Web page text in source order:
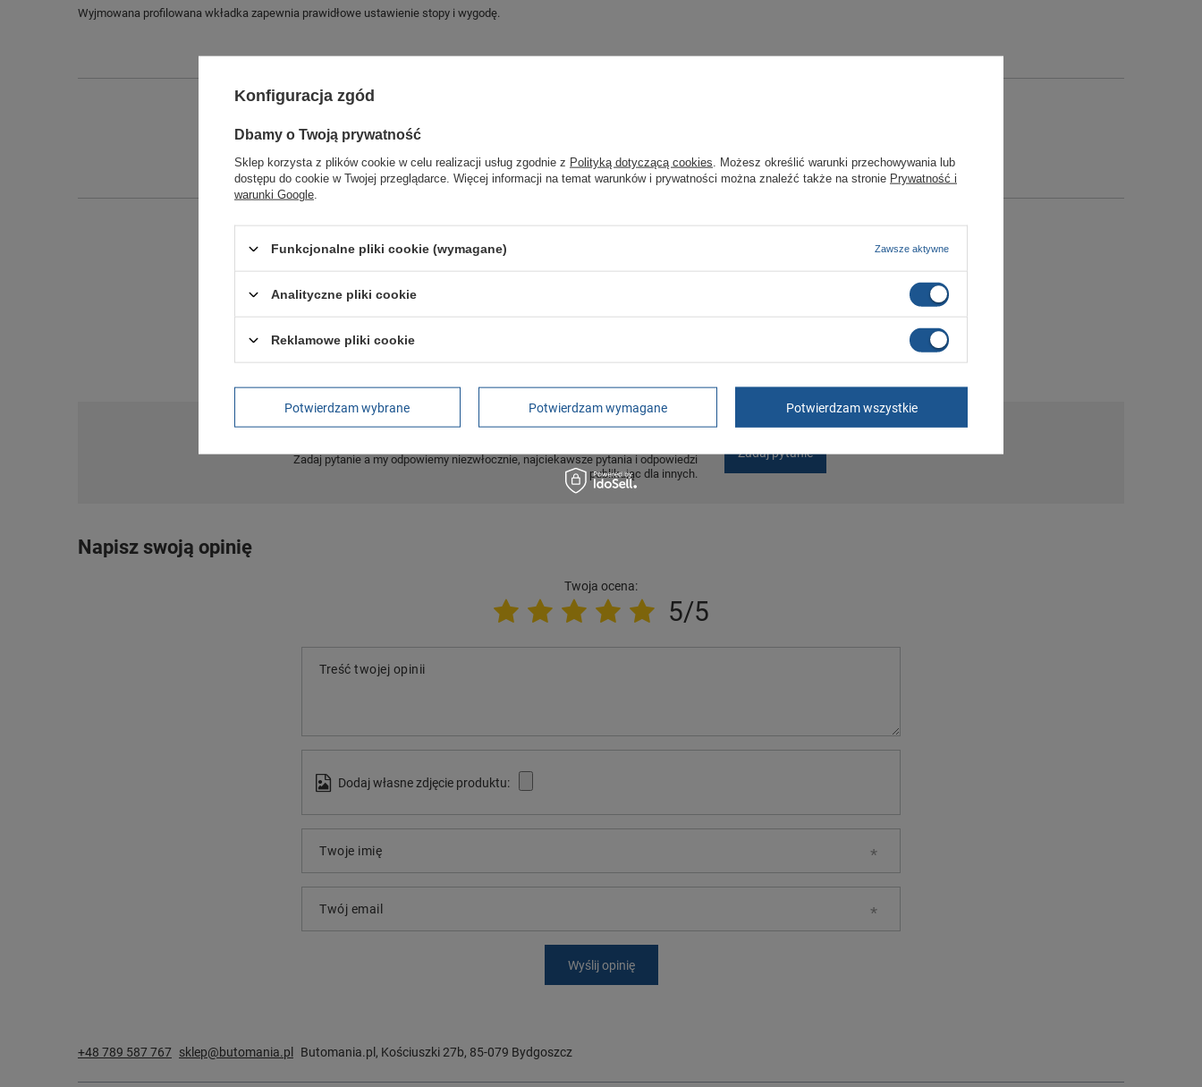
Wyjmowana profilowana wkładka zapewnia prawidłowe ustawienie stopy i wygodę.
Gwarancja Gwarancja
Czas na reklamację z tytułu rękojmi
Potrzebujesz pomocy? Masz pytania?
Zadaj pytanie a my odpowiemy niezwłocznie, najciekawsze pytania i odpowiedzi
publikując dla innych.
Zadaj pytanie
Napisz swoją opinię
Twoja ocena:
5/5
Treść twojej opinii
Dodaj własne zdjęcie produktu:
Twoje imię
Twój email
Wyślij opinię
+48 789 587 767 sklep@butomania.pl Butomania.pl , Kościuszki 27b, 85-079 Bydgoszcz
Konfiguracja zgód
Dbamy o Twoją prywatność
Sklep korzysta z plików cookie w celu realizacji usług zgodnie z Polityką dotyczącą cookies . Możesz określić warunki przechowywania lub
dostępu do cookie w Twojej przeglądarce. Więcej informacji na temat warunków i prywatności można znaleźć także na stronie Prywatność i
warunki Google
Funkcjonalne pliki cookie (wymagane) Zawsze aktywne
Analityczne pliki cookie
Reklamowe pliki cookie
Potwierdzam wybrane Potwierdzam wymagane Potwierdzam wszystkie